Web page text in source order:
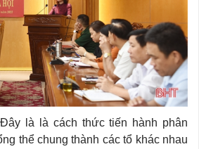
là là cách thức tiến hành phân
thể chung thành các tổ khác nhau